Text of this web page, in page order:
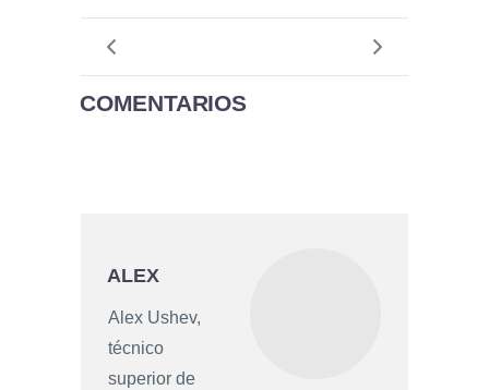
COMENTARIOS
ALEX
Alex Ushev,
técnico
superior de